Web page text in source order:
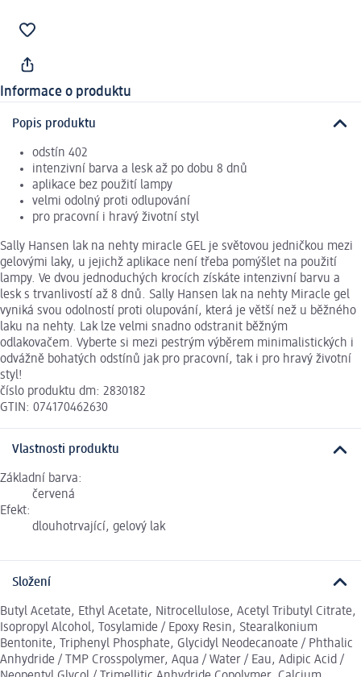
Informace o produktu
Popis produktu
odstín 402
intenzivní barva a lesk až po dobu 8 dnů
aplikace bez použití lampy
velmi odolný proti odlupování
pro pracovní i hravý životní styl
Sally Hansen lak na nehty miracle GEL je světovou jedničkou mezi
gelovými laky, u jejichž aplikace není třeba pomýšlet na použití
lampy. Ve dvou jednoduchých krocích získáte intenzivní barvu a
lesk s trvanlivostí až 8 dnů. Sally Hansen lak na nehty Miracle gel
vyniká svou odolností proti olupování, která je větší než u běžného
laku na nehty. Lak lze velmi snadno odstranit běžným
odlakovačem. Vyberte si mezi pestrým výběrem minimalistických i
odvážně bohatých odstínů jak pro pracovní, tak i pro hravý životní
styl!
číslo produktu dm: 2830182
GTIN: 074170462630
Vlastnosti produktu
Základní barva:
červená
Efekt:
dlouhotrvající, gelový lak
Složení
Butyl Acetate, Ethyl Acetate, Nitrocellulose, Acetyl Tributyl Citrate,
Isopropyl Alcohol, Tosylamide / Epoxy Resin, Stearalkonium
Bentonite, Triphenyl Phosphate, Glycidyl Neodecanoate / Phthalic
Anhydride / TMP Crosspolymer, Aqua / Water / Eau, Adipic Acid /